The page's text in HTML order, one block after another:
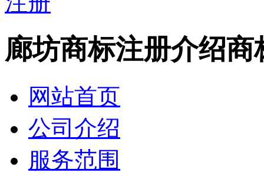
廊坊商标注册介绍
网站首页
公司介绍
服务范围